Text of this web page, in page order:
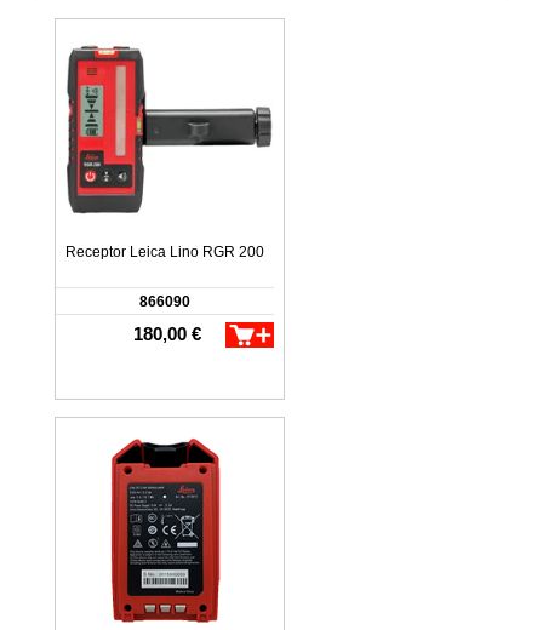
Receptor Leica Lino RGR 200
866090
180,00 €